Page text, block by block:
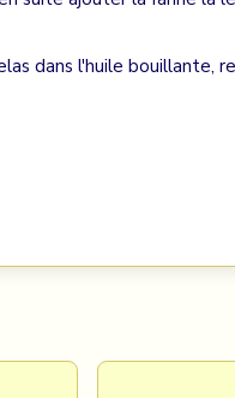
dans l'huile bouillante,